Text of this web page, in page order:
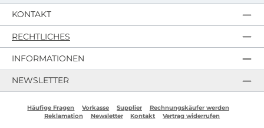
KONTAKT
RECHTLICHES
INFORMATIONEN
NEWSLETTER
Häufige Fragen Vorkasse Supplier
Rechnungskäufer werden
Reklamation
Newsletter Kontakt Vertrag widerrufen